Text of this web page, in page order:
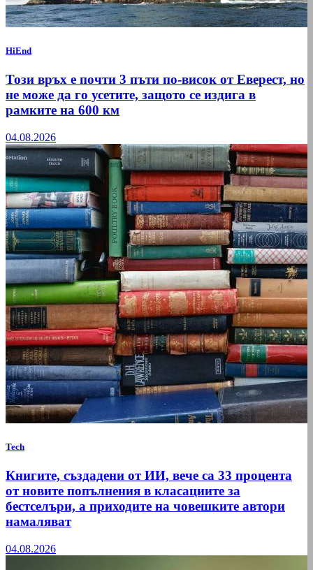
HiEnd
Този връх е почти 3 пъти по-висок от Еверест, но
не може да го усетите, защото се издига в
рамките на 600 км
04.08.2026
Tech
Книгите, създадени от ИИ, вече са 33 процента
от новите попълнения в класациите за
бестселъри, а приходите на човешките автори
намаляват
04.08.2026